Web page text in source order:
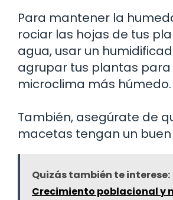
Para mantener la
rociar las hojas de tus
agua, usar un
agrupar tus plantas para
microclima más húmedo.
También, asegúrate de
macetas tengan un
Quizás también te interese:
Crecimiento poblacional y